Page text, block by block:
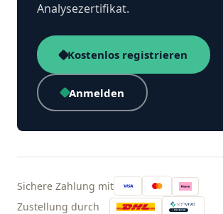
Analysezertifikat.
Kostenlos registrieren
Anmelden
Sichere Zahlung mit
Zustellung durch